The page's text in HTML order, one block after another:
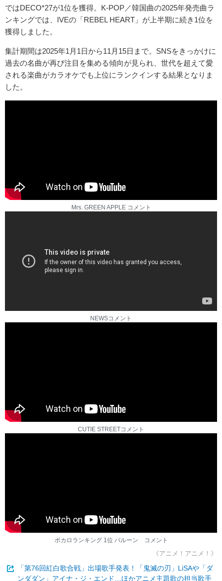
ではDECO*27が1位を獲得。K-POP／韓国曲の2025年発売曲ラ
ンキングでは、IVEの「REBEL HEART」が上半期に続き1位を
獲得しました。
集計期間は2025年1月1日から11月15日まで。SNSをきっかけに
過去の名曲が再び注目を集める傾向が見られ、世代を超えて愛
される楽曲がカラオケでも上位にランクインする結果となりま
した。
Mrs. GREEN APPLE コメント
NEWSコメント
CUTIE STREETコメント
ボカロランキング 1位 バルーン コメント
《アニメ！アニメ！》
「第76回紅白歌合戦」出場歌手発表！「鬼滅の刃」LiSAや「ダ
ンダダン」アイナ・ジ・エンド…ほかアニメ主題歌の担当歌手